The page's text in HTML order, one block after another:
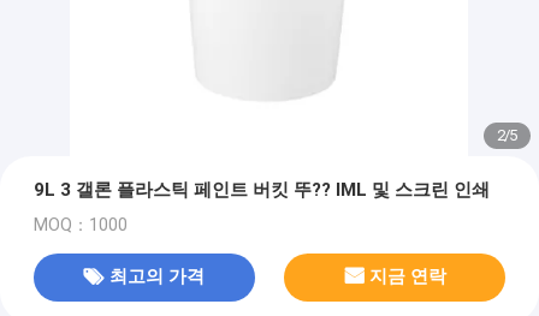
2/5
9L 3 갤론 플라스틱 페인트 버킷 뚜?? IML 및 스크린 인쇄
MOQ：1000
최고의 가격 지금 연락